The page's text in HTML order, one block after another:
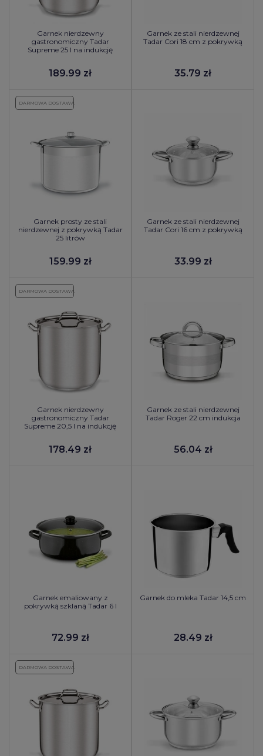
Garnek nierdzewny
gastronomiczny Tadar
Supreme 25 l na indukcję
189.99 zł
Garnek ze stali nierdzewnej
Tadar Cori 18 cm z pokrywką
35.79 zł
DARMOWA DOSTAWA
Garnek prosty ze stali
nierdzewnej z pokrywką Tadar
25 litrów
159.99 zł
Garnek ze stali nierdzewnej
Tadar Cori 16 cm z pokrywką
33.99 zł
DARMOWA DOSTAWA
Garnek nierdzewny
gastronomiczny Tadar
Supreme 20,5 l na indukcję
178.49 zł
Garnek ze stali nierdzewnej
Tadar Roger 22 cm indukcja
56.04 zł
Garnek emaliowany z
pokrywką szklaną Tadar 6 l
72.99 zł
Garnek do mleka Tadar 14,5 cm
28.49 zł
DARMOWA DOSTAWA